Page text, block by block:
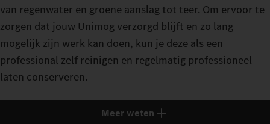
van regenwater en groene aanslag tot teer. Om ervoor te
zorgen dat jouw Unimog verzorgd blijft en zo lang
mogelijk zijn werk kan doen, kun je deze als een
professional zelf reinigen en regelmatig professioneel
laten conserveren.
Meer weten